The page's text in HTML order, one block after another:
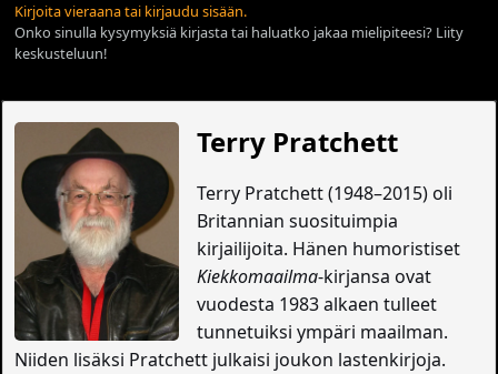
Kirjoita vieraana tai kirjaudu sisään.
Onko sinulla kysymyksiä kirjasta tai haluatko jakaa mielipiteesi? Liity
keskusteluun!
Terry Pratchett
Terry Pratchett (1948–2015) oli
Britannian suosituimpia
kirjailijoita. Hänen humoristiset
Kiekkomaailma-kirjansa ovat
vuodesta 1983 alkaen tulleet
tunnetuiksi ympäri maailman.
Niiden lisäksi Pratchett julkaisi joukon lastenkirjoja.